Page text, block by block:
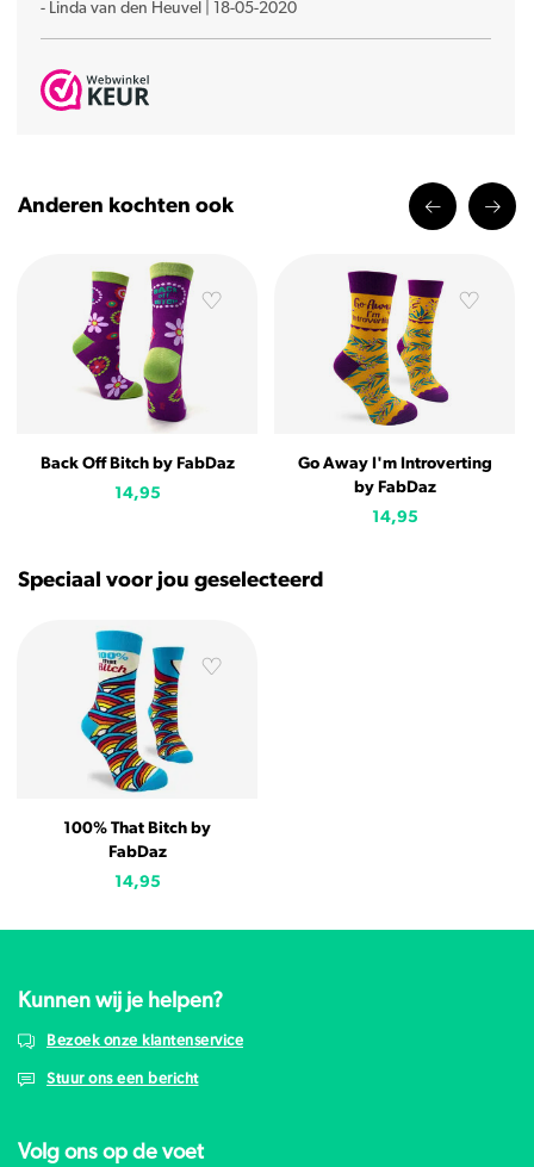
- Linda van den Heuvel 18-05-2020
Anderen kochten ook
Back Off Bitch by FabDaz
14,95
Go Away I'm Introverting
by FabDaz
14,95
Speciaal voor jou geselecteerd
100% That Bitch by
FabDaz
14,95
Kunnen wij je helpen?
Bezoek onze klantenservice
Stuur ons een bericht
Volg ons op de voet